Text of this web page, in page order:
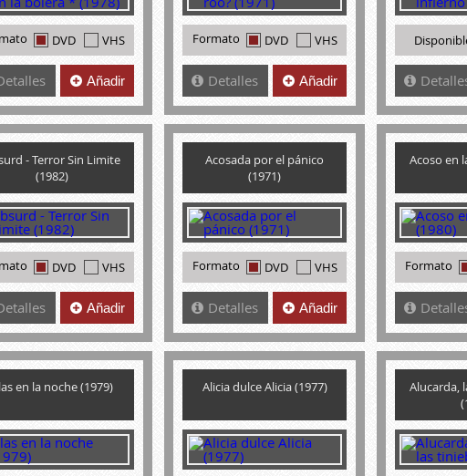
DVD VHS
Añadir
Formato DVD VHS
Detalles Añadir
- Terror Sin Limite
(1982)
DVD VHS
Añadir
Acosada por el pánico
(1971)
Formato DVD VHS
Detalles Añadir
Acoso en
Formato
en la noche (1979) Alicia dulce Alicia (1977)
Alucarda,